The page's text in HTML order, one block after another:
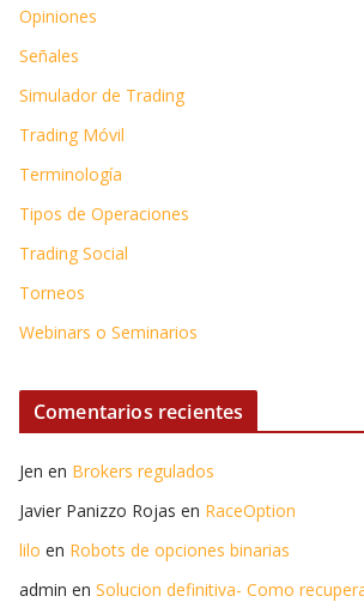
Opiniones
Señales
Simulador de Trading
Trading Móvil
Terminología
Tipos de Operaciones
Trading Social
Torneos
Webinars o Seminarios
Comentarios recientes
Jen en Brokers regulados
Javier Panizzo Rojas en RaceOption
lilo en Robots de opciones binarias
admin en Solucion definitiva- Como